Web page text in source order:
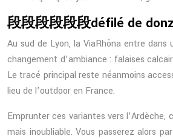
段段段段段段défilé de
Au sud de Lyon, la ViaRhôna entre
changement d’ambiance : falaises
Le tracé principal reste néanmoins
lieu de l’outdoor en France.
Emprunter ces variantes vers
mais inoubliable. Vous passerez alors